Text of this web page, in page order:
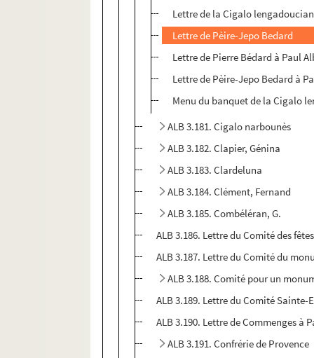
Lettre de la Cigalo
Lettre de Pèire-Jepo Bedard
Lettre de Pierre Bédard à Paul
Lettre de Pèire-Jepo Bedard à
Menu du banquet de la Cigalo
ALB 3.181. Cigalo narbounès
ALB 3.182. Clapier, Génina
ALB 3.183. Clardeluna
ALB 3.184. Clément, Fernand
ALB 3.185. Combéléran, G.
ALB 3.186. Lettre du Comité des
ALB 3.187. Lettre du Comité du
ALB 3.188. Comité pour un
ALB 3.189. Lettre du Comité Sainte-
ALB 3.190. Lettre de Commenges à
ALB 3.191. Confrérie de Provence